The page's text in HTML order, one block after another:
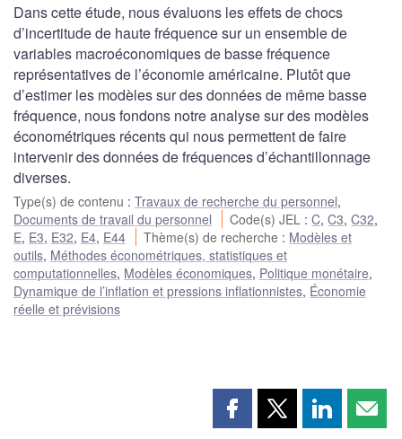
Dans cette étude, nous évaluons les effets de chocs
d’incertitude de haute fréquence sur un ensemble de
variables macroéconomiques de basse fréquence
représentatives de l’économie américaine. Plutôt que
d’estimer les modèles sur des données de même basse
fréquence, nous fondons notre analyse sur des modèles
économétriques récents qui nous permettent de faire
intervenir des données de fréquences d’échantillonnage
diverses.
Type(s) de contenu : Travaux de recherche du personnel,
Documents de travail du personnel
Code(s) JEL :C,C3,C32,
E, E3, E32, E4, E44 Thème(s) de recherche : Modèles et
outils, Méthodes économétriques, statistiques et
computationnelles, Modèles économiques, Politique monétaire,
Dynamique de l’inflation et pressions inflationnistes, Économie
réelle et prévisions
PartagerPartagerPartager